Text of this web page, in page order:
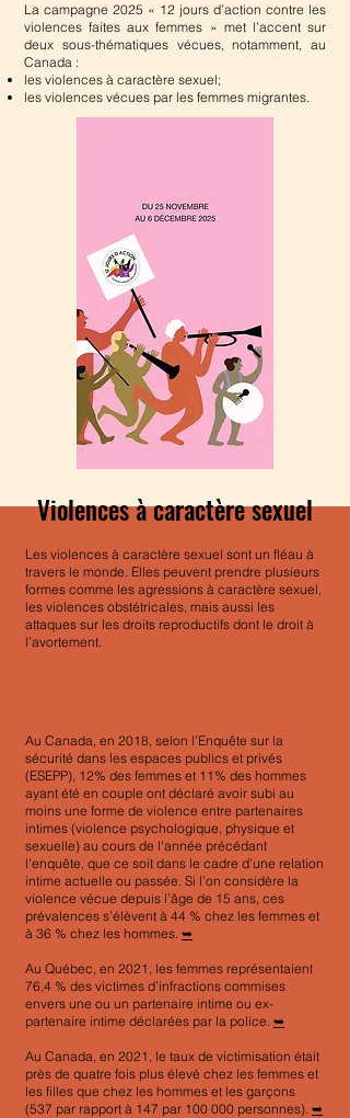
La campagne 2025 « 12 jours d’action contre les
violences faites aux femmes » met l’accent sur
deux sous-thématiques vécues, notamment, au
Canada :
les violences à caractère sexuel;
les violences vécues par les femmes migrantes.
Les violences à caractère sexuel sont un fléau à
travers le monde. Elles peuvent prendre plusieurs
formes comme les agressions à caractère sexuel,
les violences obstétricales, mais aussi les
attaques sur les droits reproductifs dont le droit à
l’avortement.
Au Canada, en 2018, selon l’Enquête sur la
sécurité dans les espaces publics et privés
(ESEPP), 12% des femmes et 11% des hommes
ayant été en couple ont déclaré avoir subi au
moins une forme de violence entre partenaires
intimes (violence psychologique, physique et
sexuelle) au cours de l'année précédant
l'enquête, que ce soit dans le cadre d’une relation
intime actuelle ou passée. Si l’on considère la
violence vécue depuis l’âge de 15 ans, ces
prévalences s’élèvent à 44 % chez les femmes et
à 36 % chez les hommes. ➥
Au Québec, en 2021, les femmes représentaient
76,4 % des victimes d’infractions commises
envers une ou un partenaire intime ou ex-
partenaire intime déclarées par la police. ➥
Au Canada, en 2021, le taux de victimisation était
près de quatre fois plus élevé chez les femmes et
les filles que chez les hommes et les garçons
(537 par rapport à 147 par 100 000 personnes). ➥
Violences à caractère sexuel